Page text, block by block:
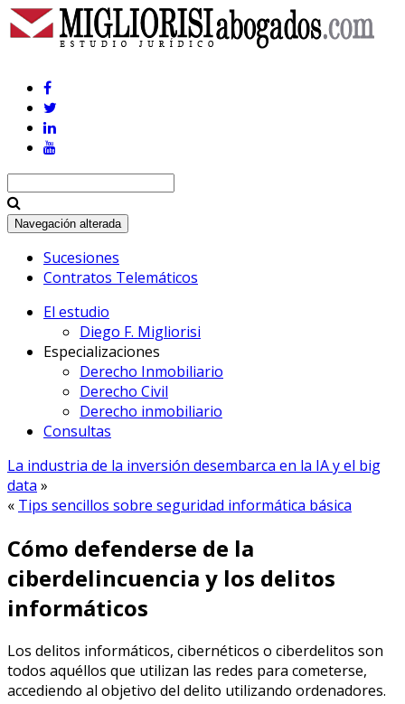
Navegación alterada
Sucesiones
Contratos Telemáticos
El estudio
Diego F. Migliorisi
Especializaciones
Derecho Inmobiliario
Derecho Civil
Derecho inmobiliario
Consultas
La industria de la inversión desembarca en la IA y el big
data »
« Tips sencillos sobre seguridad informática básica
Cómo defenderse de la
ciberdelincuencia y los delitos
informáticos
Los delitos informáticos, cibernéticos o ciberdelitos son
todos aquéllos que utilizan las redes para cometerse,
accediendo al objetivo del delito utilizando ordenadores.